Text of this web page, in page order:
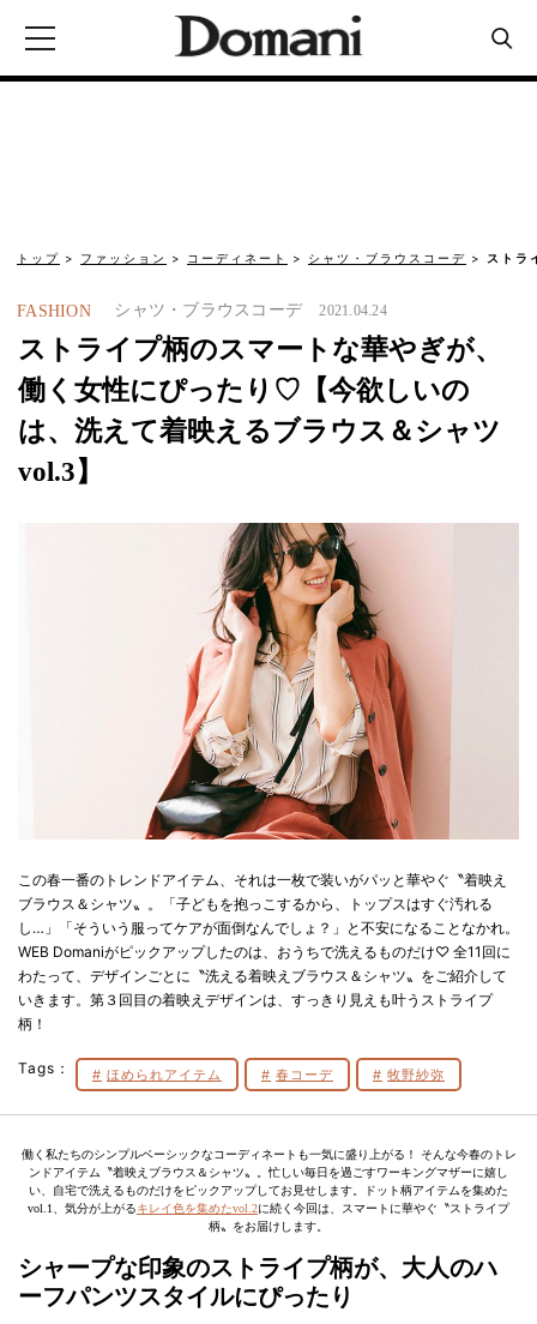
トップ ファッション コーディネート シャツ・ブラウスコーデ ストラ
FASHION シャツ・ブラウスコーデ 2021.04.24
ストライプ柄のスマートな華やぎが、
働く女性にぴったり♡【今欲しいの
は、洗えて着映えるブラウス＆シャツ
vol.3】
この春一番のトレンドアイテム、それは一枚で装いがパッと華やぐ〝着映え
ブラウス＆シャツ〟。「子どもを抱っこするから、トップスはすぐ汚れる
し…」「そういう服ってケアが面倒なんでしょ？」と不安になることなかれ。
WEB Domaniがピックアップしたのは、おうちで洗えるものだけ♡ 全11回に
わたって、デザインごとに〝洗える着映えブラウス＆シャツ〟をご紹介して
いきます。第３回目の着映えデザインは、すっきり見えも叶うストライプ
柄！
Tags： ほめられアイテム 春コーデ 牧野紗弥
働く私たちのシンプルベーシックなコーディネートも一気に盛り上がる！ そんな今春のトレ
ンドアイテム〝着映えブラウス＆シャツ〟。忙しい毎日を過ごすワーキングマザーに嬉し
い、自宅で洗えるものだけをピックアップしてお見せします。ドット柄アイテムを集めた
vol.1、気分が上がるキレイ色を集めたvol.2に続く今回は、スマートに華やぐ〝ストライプ
柄〟をお届けします。
シャープな印象のストライプ柄が、大人のハ
ーフパンツスタイルにぴったり